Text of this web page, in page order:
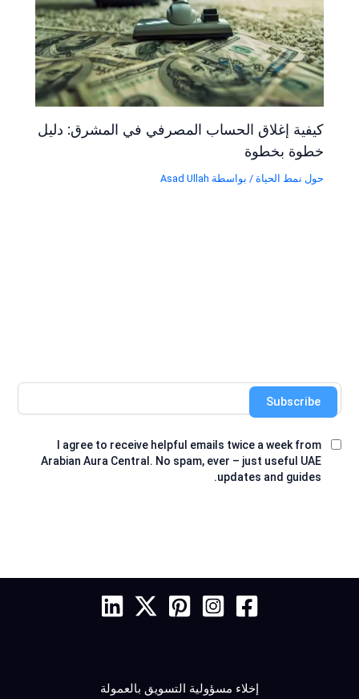
كيفية إغلاق الحساب المصرفي في المشرق: دليل
خطوة بخطوة
حول نمط الحياة / بواسطة Asad Ullah
I agree to receive helpful emails twice a week from
Arabian Aura Central. No spam, ever – just useful UAE
updates and guides.
Subscribe
إخلاء مسؤولية التسويق بالعمولة